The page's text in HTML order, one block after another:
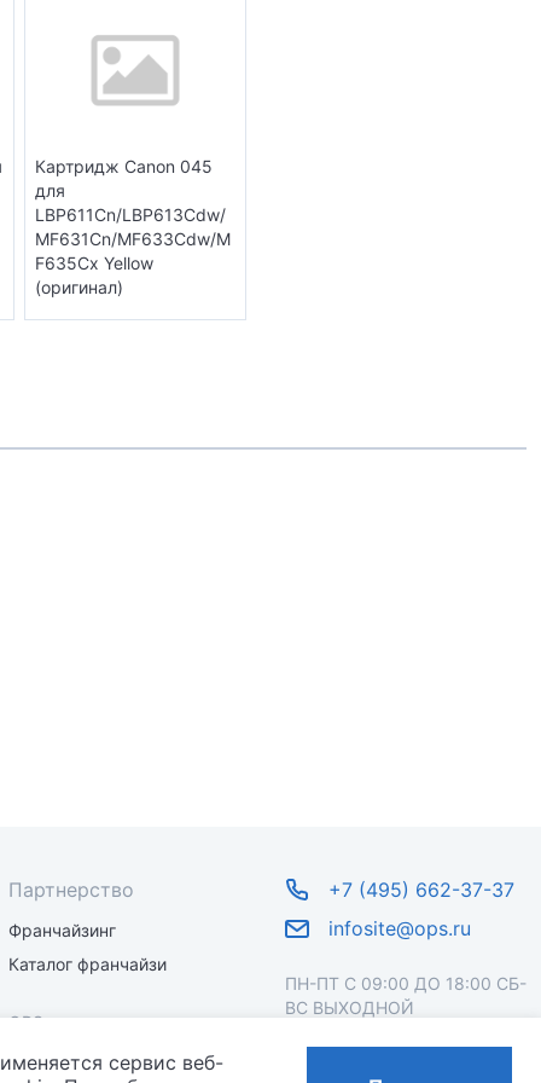
Картридж Canon 045
для
LBP611Cn/LBP613Cdw/
MF631Cn/MF633Cdw/M
F635Cx Yellow
(оригинал)
+7 (495) 662-37-37
infosite@ops.ru
ПН-ПТ С 09:00 ДО 18:00 СБ-
ВС ВЫХОДНОЙ
Партнерство
Франчайзинг
Каталог франчайзи
OPS
О бренде
сервис веб-